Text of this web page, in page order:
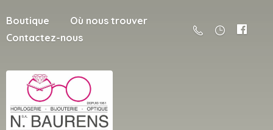
Boutique
Où nous trouver
Contactez-nous